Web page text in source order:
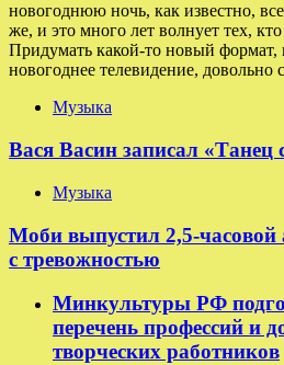
новогоднюю ночь, как известно,
же, и это много лет волнует тех,
Придумать какой-то новый формат,
новогоднее телевидение, довольно
Музыка
Вася Васин записал «Танец
Музыка
Моби выпустил 2,5-
с тревожностью
Минкультуры РФ
перечень профессий и
творческих работников